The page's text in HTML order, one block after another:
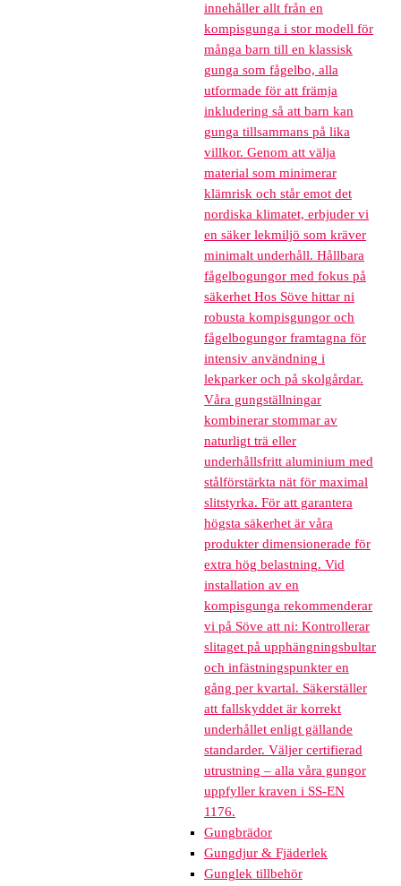
innehåller allt från en
kompisgunga i stor modell för
många barn till en klassisk
gunga som fågelbo, alla
utformade för att främja
inkludering så att barn kan
gunga tillsammans på lika
villkor. Genom att välja
material som minimerar
klämrisk och står emot det
nordiska klimatet, erbjuder vi
en säker lekmiljö som kräver
minimalt underhåll. Hållbara
fågelbogungor med fokus på
säkerhet Hos Söve hittar ni
robusta kompisgungor och
fågelbogungor framtagna för
intensiv användning i
lekparker och på skolgårdar.
Våra gungställningar
kombinerar stommar av
naturligt trä eller
underhållsfritt aluminium med
stålförstärkta nät för maximal
slitstyrka. För att garantera
högsta säkerhet är våra
produkter dimensionerade för
extra hög belastning. Vid
installation av en
kompisgunga rekommenderar
vi på Söve att ni: Kontrollerar
slitaget på upphängningsbultar
och infästningspunkter en
gång per kvartal. Säkerställer
att fallskyddet är korrekt
underhållet enligt gällande
standarder. Väljer certifierad
utrustning – alla våra gungor
uppfyller kraven i SS-EN
1176.
Gungbrädor
Gungdjur & Fjäderlek
Gunglek tillbehör